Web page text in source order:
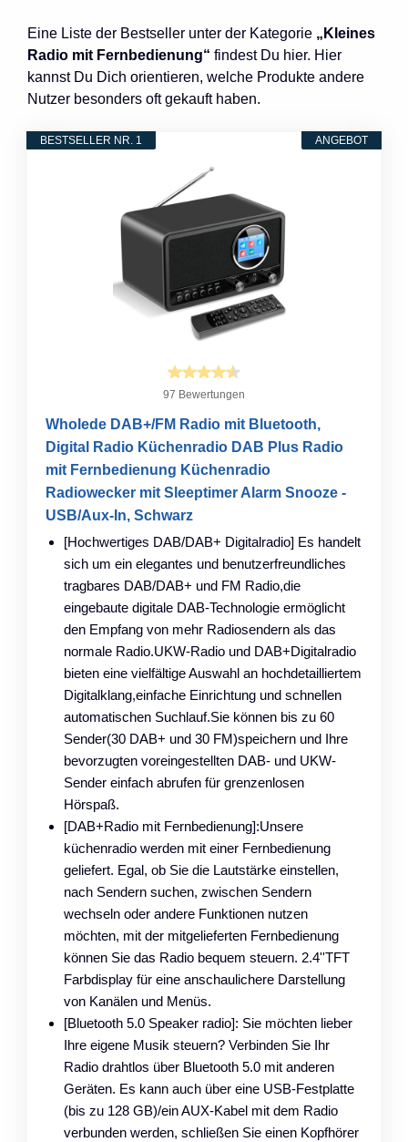
Eine Liste der Bestseller unter der Kategorie „Kleines
Radio mit Fernbedienung“ findest Du hier. Hier
kannst Du Dich orientieren, welche Produkte andere
Nutzer besonders oft gekauft haben.
ANGEBOT
BESTSELLER NR. 1
97 Bewertungen
Wholede DAB+/FM Radio mit Bluetooth,
Digital Radio Küchenradio DAB Plus Radio
mit Fernbedienung Küchenradio
Radiowecker mit Sleeptimer Alarm Snooze -
USB/Aux-In, Schwarz
[Hochwertiges DAB/DAB+ Digitalradio] Es handelt
sich um ein elegantes und benutzerfreundliches
tragbares DAB/DAB+ und FM Radio,die
eingebaute digitale DAB-Technologie ermöglicht
den Empfang von mehr Radiosendern als das
normale Radio.UKW-Radio und DAB+Digitalradio
bieten eine vielfältige Auswahl an hochdetailliertem
Digitalklang,einfache Einrichtung und schnellen
automatischen Suchlauf.Sie können bis zu 60
Sender(30 DAB+ und 30 FM)speichern und Ihre
bevorzugten voreingestellten DAB- und UKW-
Sender einfach abrufen für grenzenlosen
Hörspaß.
[DAB+Radio mit Fernbedienung]:Unsere
küchenradio werden mit einer Fernbedienung
geliefert. Egal, ob Sie die Lautstärke einstellen,
nach Sendern suchen, zwischen Sendern
wechseln oder andere Funktionen nutzen
möchten, mit der mitgelieferten Fernbedienung
können Sie das Radio bequem steuern. 2.4''TFT
Farbdisplay für eine anschaulichere Darstellung
von Kanälen und Menüs.
[Bluetooth 5.0 Speaker radio]: Sie möchten lieber
Ihre eigene Musik steuern? Verbinden Sie Ihr
Radio drahtlos über Bluetooth 5.0 mit anderen
Geräten. Es kann auch über eine USB-Festplatte
(bis zu 128 GB)/ein AUX-Kabel mit dem Radio
verbunden werden, schließen Sie einen Kopfhörer